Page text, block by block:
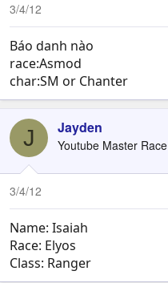
3/4/12
Báo danh nào
race:Asmod
char:SM or Chanter
J Jayden
Youtube Master Race
3/4/12
Name: Isaiah
Race: Elyos
Class: Ranger